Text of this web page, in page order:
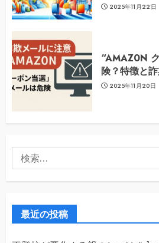
2025年11月22日
“AMAZ0N
険？特徴と
2025年11月20日
索:
最近の投稿